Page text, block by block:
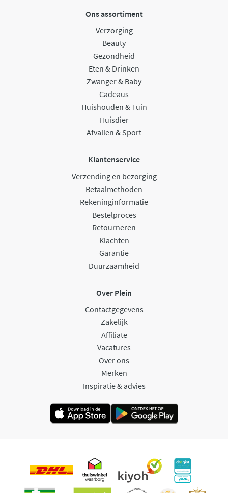
Ons assortiment
Verzorging
Beauty
Gezondheid
Eten & Drinken
Zwanger & Baby
Cadeaus
Huishouden & Tuin
Huisdier
Afvallen & Sport
Klantenservice
Verzending en bezorging
Betaalmethoden
Rekeninginformatie
Bestelproces
Retourneren
Klachten
Garantie
Duurzaamheid
Over Plein
Contactgegevens
Zakelijk
Affiliate
Vacatures
Over ons
Merken
Inspiratie & advies